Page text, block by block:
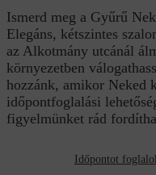
Ismerd meg a Gyűrű
Elegáns, kétszintes
az Alkotmány utcánál
környezetben
hozzánk, amikor Neked
időpontfoglalási
figyelmünket rád
Időpontot